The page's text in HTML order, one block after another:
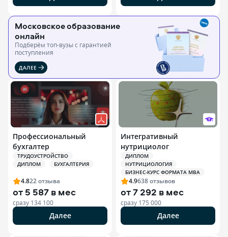
Московское образование
онлайн
Подберём топ-вузы c гарантией
поступления
ДАЛЕЕ
Профессиональный
бухгалтер
ТРУДОУСТРОЙСТВО
ДИПЛОМ
БУХГАЛТЕРИЯ
4.822отзыва
от 5 587 в мес
сразу 134 100
Далее
Интегративный
нутрициолог
ДИПЛОМ
НУТРИЦИОЛОГИЯ
БИЗНЕС-КУРС ФОРМАТА MBA
4.9638отзывов
от7 292 в мес
сразу 175 000
Далее